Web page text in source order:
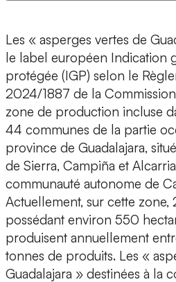
Les « asperges vertes de
le label européen Indication
protégée (IGP) selon le
2024/1887 de la
zone de production incluse
44 communes de la partie
province de Guadalajara,
de Sierra, Campiña et
communauté autonome de
Actuellement, sur cette zone,
possédant environ 550
produisent annuellement
tonnes de produits. Les «
Guadalajara » destinées à la